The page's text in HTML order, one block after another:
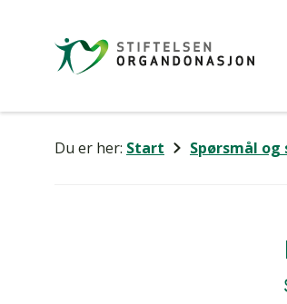
Stiftelsen
Organdonasjon
Du er her: Start Spørsmål og